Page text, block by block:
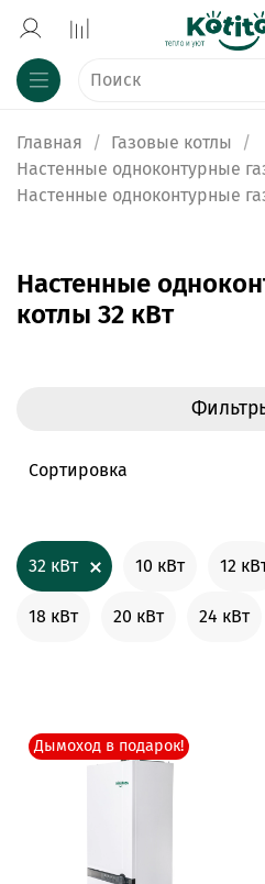
Главная
Газовые котлы
Настенные одноконтурные
Настенные одноконтурные
Настенные
котлы 32 кВт
32 кВт 10 кВт 12
18 кВт 20 кВт 24 кВт
Дымоход в подарок!